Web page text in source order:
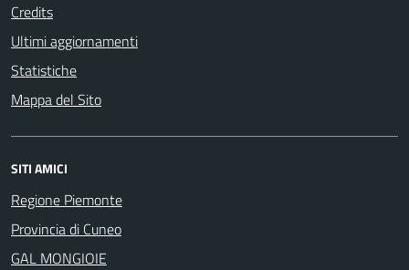
Credits
Ultimi aggiornamenti
Statistiche
Mappa del Sito
SITI AMICI
Regione Piemonte
Provincia di Cuneo
GAL MONGIOIE